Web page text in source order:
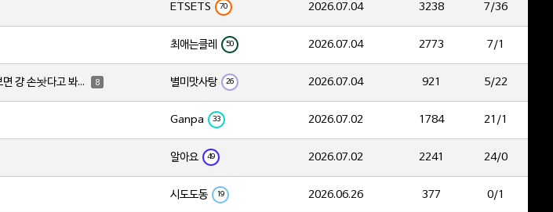
ETSETS 70 2026.07.04 3238 7/36
최애는클레 50 2026.07.04 2773 7/1
토요일저녁인데도 공지나아무것도없는거보면 걍 손놧다고 봐야하나요? 8 별미맛사탕 26 2026.07.04 921 5/22
Ganpa 33 2026.07.02 1784 21/1
알아요 49 2026.07.02 2241 24/0
시도도동 19 2026.06.26 377 0/1